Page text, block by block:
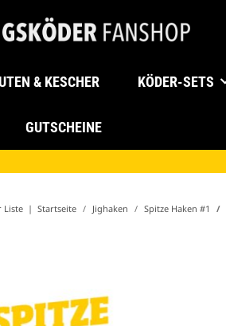
& KESCHER KÖDER-SETS
GUTSCHEINE
Liste Startseite Jighaken Spitze Haken #1